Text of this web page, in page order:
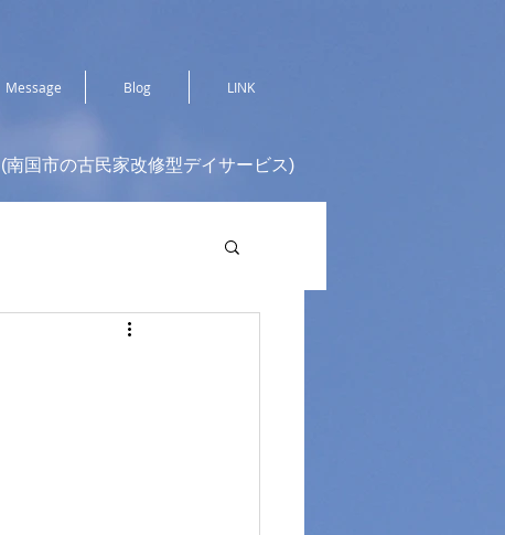
Message Blog LINK
(南国市の古民家改修型デイサービス)